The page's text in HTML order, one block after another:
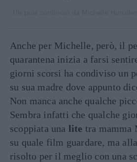
Anche per Michelle, però, il
quarantena inizia a farsi
giorni scorsi ha condiviso un
su sua madre dove appunto
Non manca anche qualche
Sembra infatti che qualche
scoppiata una lite tra mamma
su quale film guardare, ma
risolto per il meglio con una